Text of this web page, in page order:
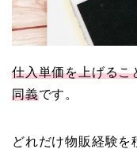
仕入単価を上げるこ
同義です。
どれだけ物販経験を